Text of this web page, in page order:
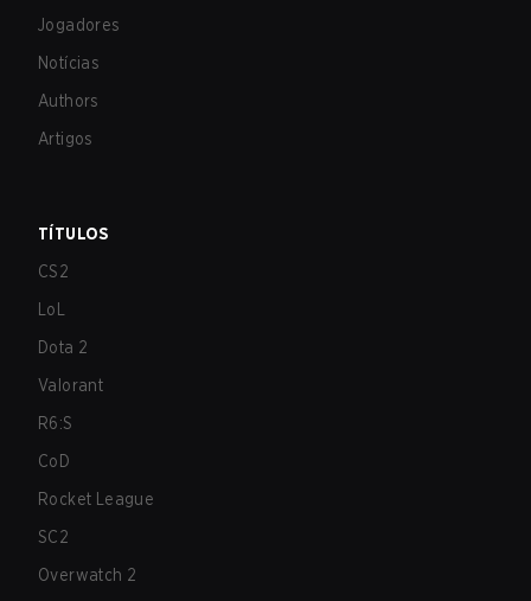
Jogadores
Notícias
Authors
Artigos
TÍTULOS
CS2
LoL
Dota 2
Valorant
R6:S
CoD
Rocket League
SC2
Overwatch 2